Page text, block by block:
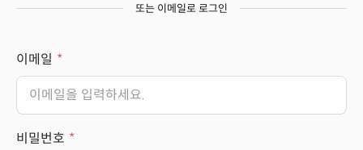
또는 이메일로 로그인
이메일
비밀번호